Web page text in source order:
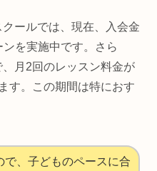
ールでは、現在、入会金
を実施中です。さら
月2回のレッスン料金が
す。この期間は特におす
で、子どものペースに合